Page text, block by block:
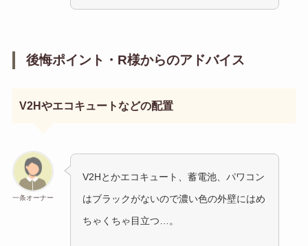
後悔ポイント・R様からのアドバイス
V2Hやエコキュートなどの配置
一条オーナー
V2Hとかエコキュート、蓄電池、パワコン
はブラックがないので濃い色の外壁にはめ
ちゃくちゃ目立つ…。